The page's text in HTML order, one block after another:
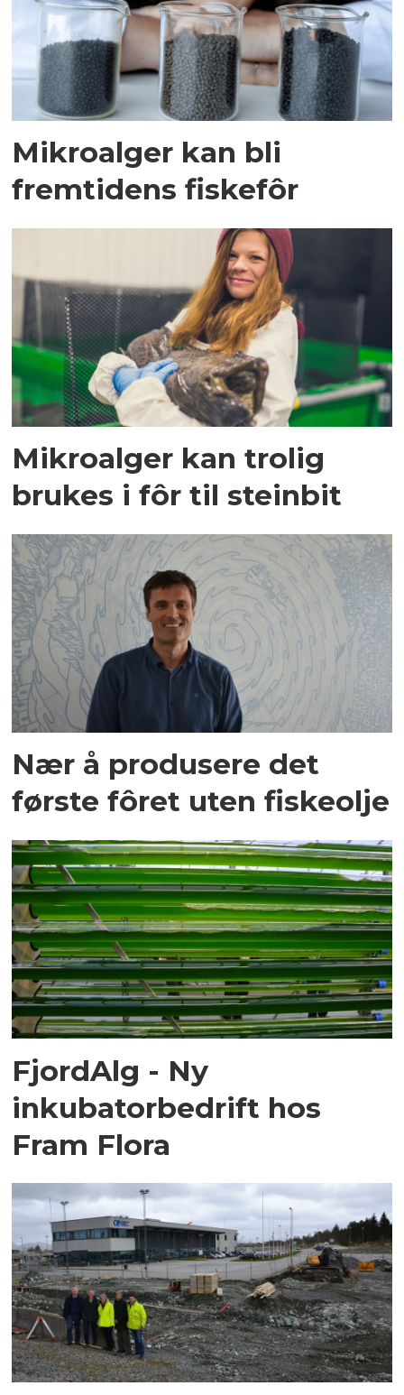
Mikroalger kan bli
fremtidens fiskefôr
Mikroalger kan trolig
brukes i fôr til steinbit
Nær å produsere det
første fôret uten fiskeolje
FjordAlg - Ny
inkubatorbedrift hos
Fram Flora